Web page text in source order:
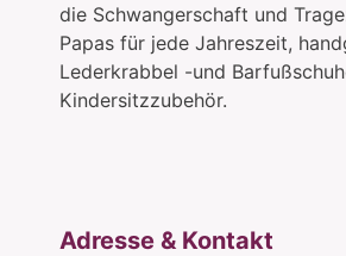
die Schwangerschaft und
Papas für jede Jahreszeit,
Lederkrabbel -und
Kindersitzzubehör.
Adresse & Kontakt